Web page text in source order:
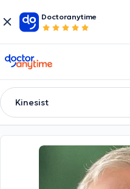
Doctoranytime
doctoranytime
Kinesist